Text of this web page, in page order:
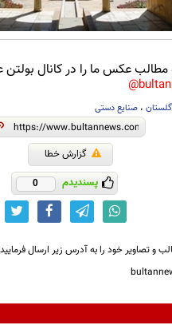
عکس ما را در کانال
، صنایع دستی
گزارش خطا
پسندیدم 0
و تصاویر خود را به آدرس زیر ارسال